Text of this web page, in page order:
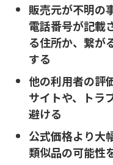
販売元が不明の
電話番号が記載
る住所か、繋が
する
他の利用者の評
サイトや、トラ
避ける
公式価格より大
類似品の可能性